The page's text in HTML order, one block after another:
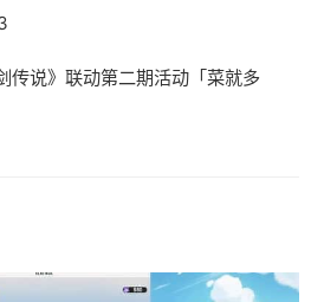
传说》联动第二期活动「菜就多